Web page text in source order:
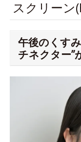
スクリーン
午後のくす
チネクター”